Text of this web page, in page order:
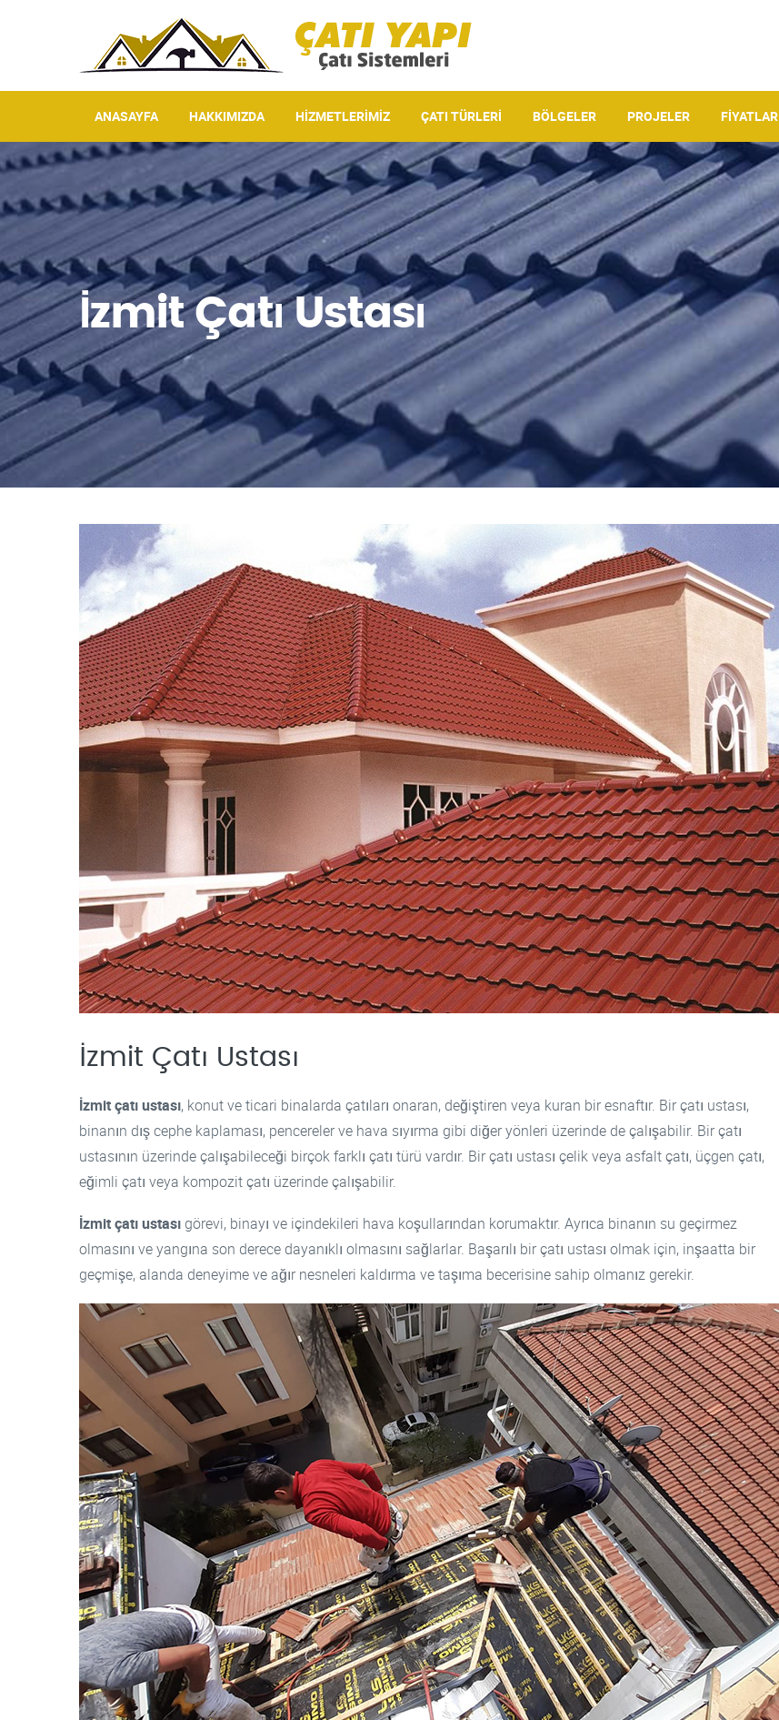
ANASAYFA HAKKIMIZDA HIZMETLERIMIZ ÇATI TÜRLERI BÖLGELER PROJELER FIYATLAR
İzmit Çatı Ustası
İzmit Çatı Ustası
İzmit çatı ustası, konut ve ticari binalarda çatıları onaran, değiştiren veya kuran bir esnaftır. Bir çatı ustası,
binanın dış cephe kaplaması, pencereler ve hava sıyırma gibi diğer yönleri üzerinde de çalışabilir. Bir çatı
ustasının üzerinde çalışabileceği birçok farklı çatı türü vardır. Bir çatı ustası çelik veya asfalt çatı, üçgen çatı,
eğimli çatı veya kompozit çatı üzerinde çalışabilir.
İzmit çatı ustası görevi, binayı ve içindekileri hava koşullarından korumaktır. Ayrıca binanın su geçirmez
olmasını ve yangına son derece dayanıklı olmasını sağlarlar. Başarılı bir çatı ustası olmak için, inşaatta bir
geçmişe, alanda deneyime ve ağır nesneleri kaldırma ve taşıma becerisine sahip olmanız gerekir.